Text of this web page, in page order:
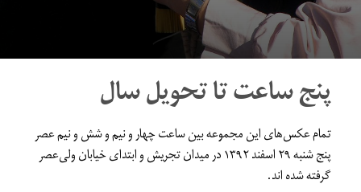
پنج ساعت تا تحویل سال
تمام عکس‌های این مجموعه بین ساعت چهار و نیم و شش و نیم عصر
پنج شنبه ۲۹ اسفند ۱۳۹۲ در میدان تجریش و ابتدای خیابان ولی‌عصر
گرفته شده اند.